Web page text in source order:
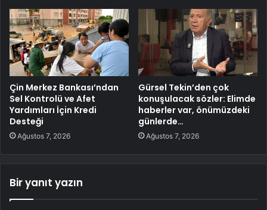
Çin Merkez Bankası’ndan
Sel Kontrolü ve Afet
Yardımları İçin Kredi
Desteği
Ağustos 7, 2026
Gürsel Tekin’den çok
konuşulacak sözler: Elimde
haberler var, önümüzdeki
günlerde…
Ağustos 7, 2026
Bir yanıt yazın